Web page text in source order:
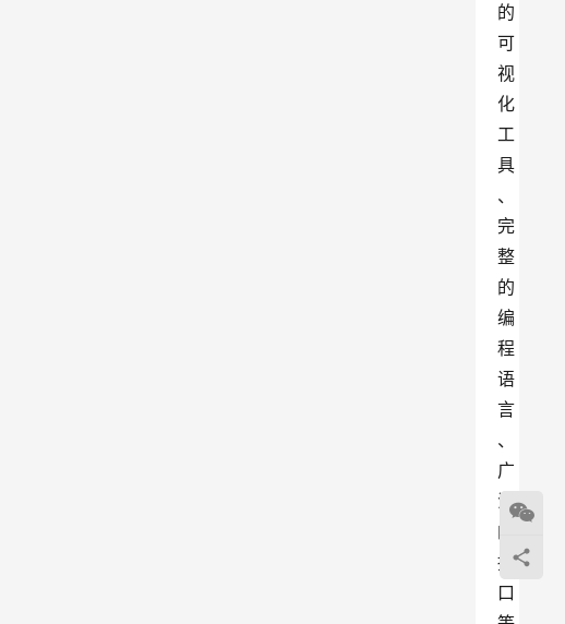
的
可
视
化
工
具
、
完
整
的
编
程
语
言
、
广
泛
的
接
口